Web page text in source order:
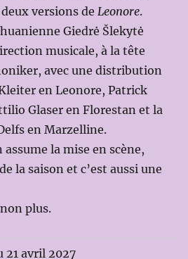
versions deLeonore.
Giedrė Šlekytė
musicale, à la tête
avec une distribution
en Leonore, Patrick
Glaser en Florestan et la
en Marzelline.
la mise en scène,
la saison et c’est aussi une
plus.
21 avril 2027